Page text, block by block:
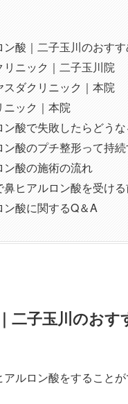
ン酸｜二子玉川のおす
リニック｜二子玉川院
スダクリニック｜本院
ニック｜本院
酸で失敗したらどうな
酸のプチ整形って持続
ン酸の施術の流れ
ヒアルロン酸を受け
ン酸に関するQ＆A
二子玉川のお
ルロン酸をすること